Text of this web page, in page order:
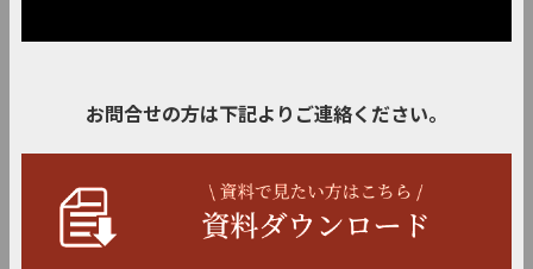
お問合せの方は下記よりご連絡ください。